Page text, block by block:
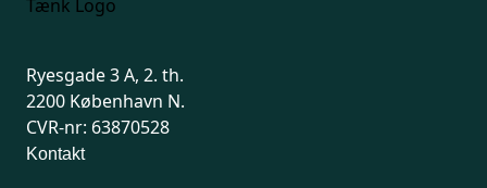
Ryesgade 3 A, 2. th.
2200 København N.
CVR-nr: 63870528
Kontakt